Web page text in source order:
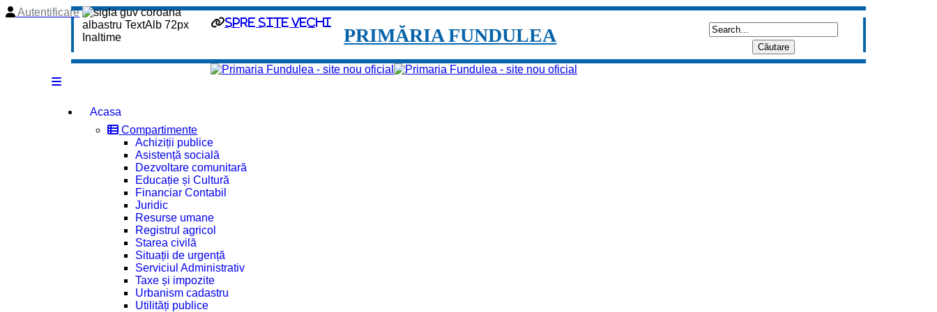
spre site vechi
Autentificare
PRIMĂRIA FUNDULEA
Acasa
Compartimente
Achiziții publice
Asistență socială
Dezvoltare comunitară
Educație și Cultură
Financiar Contabil
Juridic
Resurse umane
Registrul agricol
Starea civilă
Situații de urgență
Serviciul Administrativ
Taxe și impozite
Urbanism cadastru
Utilități publice